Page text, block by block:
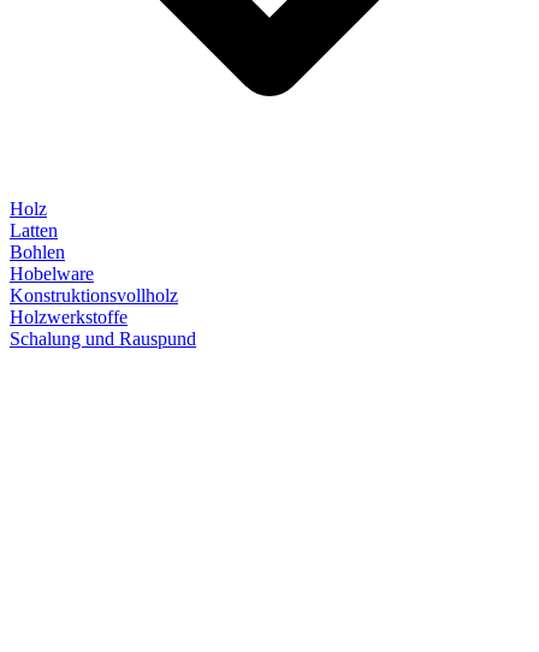
Holz
Latten
Bohlen
Hobelware
Konstruktionsvollholz
Holzwerkstoffe
Schalung und Rauspund